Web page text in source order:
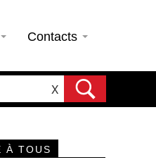
Contacts
X
À TOUS